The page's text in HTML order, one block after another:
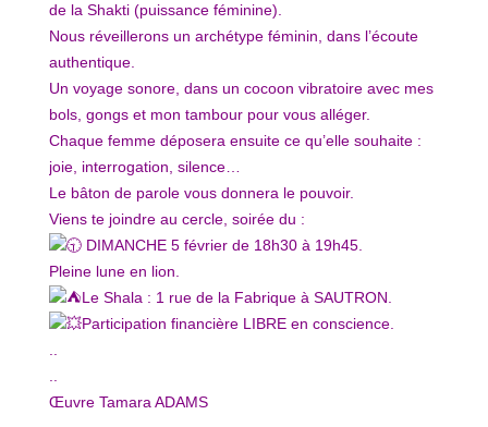
de la Shakti (puissance féminine).
Nous réveillerons un archétype féminin, dans l’écoute
authentique.
Un voyage sonore, dans un cocoon vibratoire avec mes
bols, gongs et mon tambour pour vous alléger.
Chaque femme déposera ensuite ce qu’elle souhaite :
joie, interrogation, silence…
Le bâton de parole vous donnera le pouvoir.
Viens te joindre au cercle, soirée du :
DIMANCHE 5 février de 18h30 à 19h45.
Pleine lune en lion.
Le Shala : 1 rue de la Fabrique à SAUTRON.
Participation financière LIBRE en conscience.
Œuvre Tamara ADAMS